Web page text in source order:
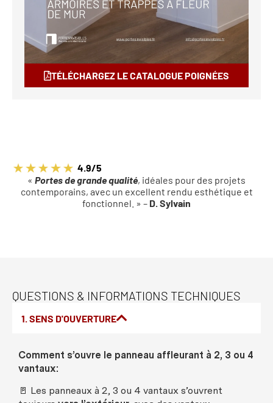
TÉLÉCHARGEZ LE CATALOGUE POIGNÉES
4.9/5
« Portes de grande qualité, idéales pour des projets
contemporains, avec un excellent rendu esthétique et
fonctionnel. » – D. Sylvain
QUESTIONS & INFORMATIONS TECHNIQUES
1. SENS D'OUVERTURE
Comment s’ouvre le panneau affleurant à 2, 3 ou 4
vantaux:
🚪 Les panneaux à 2, 3 ou 4 vantaux s’ouvrent